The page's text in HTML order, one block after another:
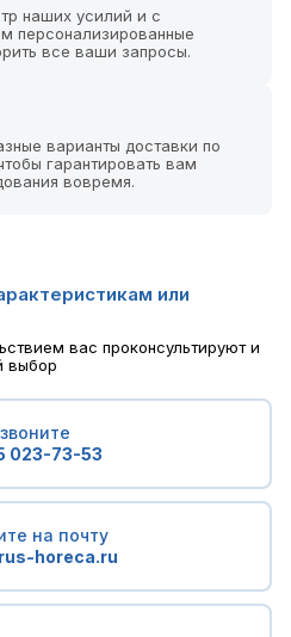
наших усилий и с
персонализированные
все ваши запросы.
варианты доставки по
гарантировать вам
вовремя.
или
вас проконсультируют и
выбор
023-73-53
на почту
horeca.ru